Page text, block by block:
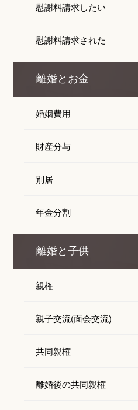
慰謝料請求したい
慰謝料請求された
離婚とお金
婚姻費用
財産分与
別居
年金分割
離婚と子供
親権
親子交流(面会交流)
共同親権
離婚後の共同親権